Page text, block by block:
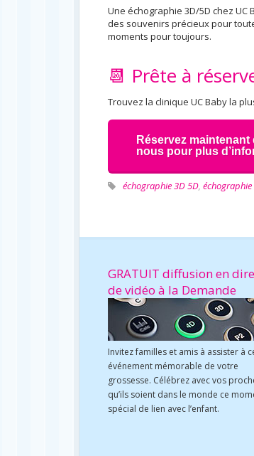
Une échographie 3D/5D chez
des souvenirs précieux pour
moments pour toujours.
📆 Prête à
Trouvez la clinique UC Baby la
Réservez
nous pour plus
échographie 3D 5D,
GRATUIT diffusion en
de vidéo à la Demande
Invitez familles et amis à assister à
événement mémorable de votre
grossesse. Célébrez avec vos
qu’ils soient dans le monde ce
spécial de lien avec l’enfant.